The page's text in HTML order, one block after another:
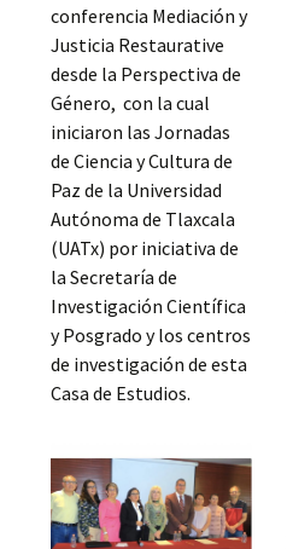
conferencia Mediación y
Justicia Restaurative
desde la Perspectiva de
Género, con la cual
iniciaron las Jornadas
de Ciencia y Cultura de
Paz de la Universidad
Autónoma de Tlaxcala
(UATx) por iniciativa de
la Secretaría de
Investigación Científica
y Posgrado y los centros
de investigación de esta
Casa de Estudios.